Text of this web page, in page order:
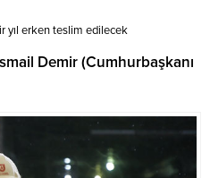
yıl erken teslim edilecek
Demir (Cumhurbaşkanı